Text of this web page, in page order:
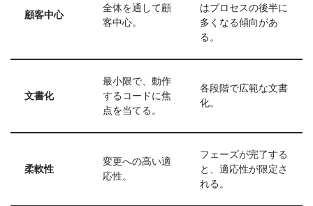
顧客中心
全体を通して顧
客中心。
はプロセスの後半に
多くなる傾向があ
る。
文書化
最小限で、動作
するコードに焦
点を当てる。
各段階で広範な文書
化。
柔軟性
変更への高い適
応性。
フェーズが完了する
と、適応性が限定さ
れる。